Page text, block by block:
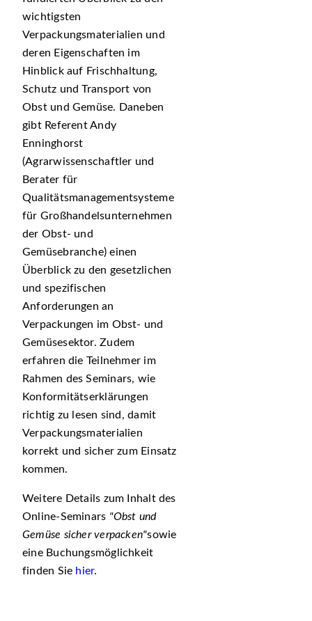
wichtigsten
Verpackungsmaterialien und
deren Eigenschaften im
Hinblick auf Frischhaltung,
Schutz und Transport von
Obst und Gemüse. Daneben
gibt Referent Andy
Enninghorst
(Agrarwissenschaftler und
Berater für
Qualitätsmanagementsysteme
für Großhandelsunternehmen
der Obst- und
Gemüsebranche) einen
Überblick zu den gesetzlichen
und spezifischen
Anforderungen an
Verpackungen im Obst- und
Gemüsesektor. Zudem
erfahren die Teilnehmer im
Rahmen des Seminars, wie
Konformitätserklärungen
richtig zu lesen sind, damit
Verpackungsmaterialien
korrekt und sicher zum Einsatz
kommen.
Weitere Details zum Inhalt des
Online-Seminars
Obst und
Gemüse sicher verpacken sowie
eine Buchungsmöglichkeit
finden Sie hier.